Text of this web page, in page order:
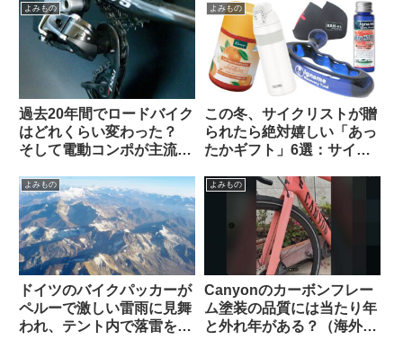
ら）
よみもの
過去20年間でロードバイク
はどれくらい変わった？
そして電動コンポが主流に
外掲示板でのオピニオン観
察）
よみもの
この冬、サイクリストが贈
られたら絶対嬉しい「あっ
たかギフト」6選：サイズ
いなく感謝されます
よみもの
ドイツのバイクパッカーが
ペルーで激しい雷雨に見舞
われ、テント内で落雷を受
よみもの
Canyonのカーボンフレー
ム塗装の品質には当たり年
と外れ年がある？（海外掲